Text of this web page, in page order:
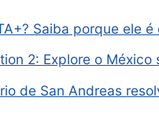
Saiba porque ele
2: Explore o México
de San Andreas